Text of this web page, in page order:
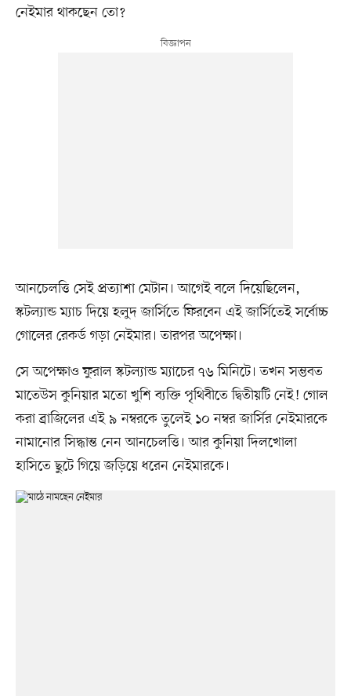
নেইমার থাকছেন তো?
আনচেলত্তি সেই প্রত্যাশা মেটান। আগেই বলে দিয়েছিলেন,
স্কটল্যান্ড ম্যাচ দিয়ে হলুদ জার্সিতে ফিরবেন এই জার্সিতেই সর্বোচ্চ
গোলের রেকর্ড গড়া নেইমার। তারপর অপেক্ষা।
সে অপেক্ষাও ফুরাল স্কটল্যান্ড ম্যাচের ৭৬ মিনিটে। তখন সম্ভবত
মাতেউস কুনিয়ার মতো খুশি ব্যক্তি পৃথিবীতে দ্বিতীয়টি নেই! গোল
করা ব্রাজিলের এই ৯ নম্বরকে তুলেই ১০ নম্বর জার্সির নেইমারকে
নামানোর সিদ্ধান্ত নেন আনচেলত্তি। আর কুনিয়া দিলখোলা
হাসিতে ছুটে গিয়ে জড়িয়ে ধরেন নেইমারকে।